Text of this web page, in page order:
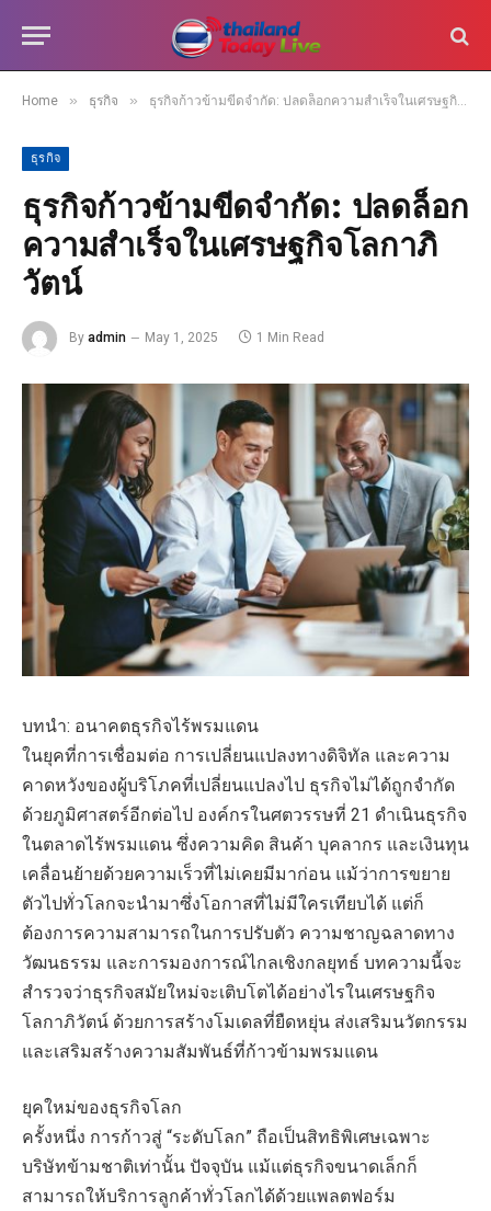
Home » ธุรกิจ » ธุรกิจก้าวข้ามขีดจำกัด: ปลดล็อกความสำเร็จในเศรษฐกิจโลกาภิวัตน์
ธุรกิจ
ธุรกิจก้าวข้ามขีดจำกัด: ปลดล็อก
ความสำเร็จในเศรษฐกิจโลกาภิ
วัตน์
By admin May 1, 2025 1 Min Read
บทนำ: อนาคตธุรกิจไร้พรมแดน
ในยุคที่การเชื่อมต่อ การเปลี่ยนแปลงทางดิจิทัล และความ
คาดหวังของผู้บริโภคที่เปลี่ยนแปลงไป ธุรกิจไม่ได้ถูกจำกัด
ด้วยภูมิศาสตร์อีกต่อไป องค์กรในศตวรรษที่ 21 ดำเนินธุรกิจ
ในตลาดไร้พรมแดน ซึ่งความคิด สินค้า บุคลากร และเงินทุน
เคลื่อนย้ายด้วยความเร็วที่ไม่เคยมีมาก่อน แม้ว่าการขยาย
ตัวไปทั่วโลกจะนำมาซึ่งโอกาสที่ไม่มีใครเทียบได้ แต่ก็
ต้องการความสามารถในการปรับตัว ความชาญฉลาดทาง
วัฒนธรรม และการมองการณ์ไกลเชิงกลยุทธ์ บทความนี้จะ
สำรวจว่าธุรกิจสมัยใหม่จะเติบโตได้อย่างไรในเศรษฐกิจ
โลกาภิวัตน์ ด้วยการสร้างโมเดลที่ยืดหยุ่น ส่งเสริมนวัตกรรม
และเสริมสร้างความสัมพันธ์ที่ก้าวข้ามพรมแดน
ยุคใหม่ของธุรกิจโลก
ครั้งหนึ่ง การก้าวสู่ “ระดับโลก” ถือเป็นสิทธิพิเศษเฉพาะ
บริษัทข้ามชาติเท่านั้น ปัจจุบัน แม้แต่ธุรกิจขนาดเล็กก็
สามารถให้บริการลูกค้าทั่วโลกได้ด้วยแพลตฟอร์ม